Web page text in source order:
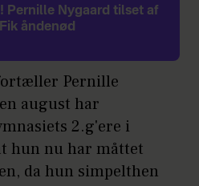
Pernille Nygaard tilset af
åndenød
Pernille
august har
2.g'ere i
hun nu har måttet
da hun simpelthen